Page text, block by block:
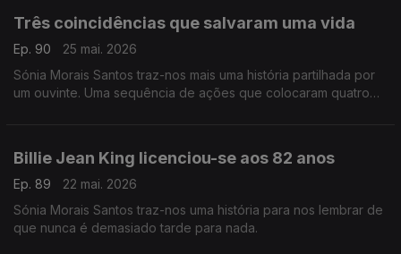
Três coincidências que salvaram uma vida
Ep. 90
25 mai. 2026
Sónia Morais Santos traz-nos mais uma história partilhada por
um ouvinte. Uma sequência de ações que colocaram quatro
Billie Jean King licenciou-se aos 82 anos
Ep. 89
22 mai. 2026
Sónia Morais Santos traz-nos uma história para nos lembrar de
que nunca é demasiado tarde para nada.